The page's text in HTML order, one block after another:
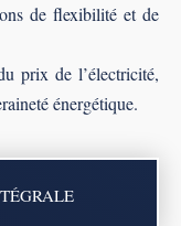
de flexibilité et de
prix de l’électricité,
énergétique.